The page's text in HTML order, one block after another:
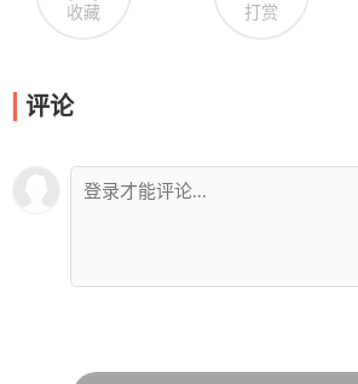
收藏 打赏
评论